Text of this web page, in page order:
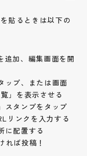
貼るときは以下の
追加、編集画面を開
ップ、または画面
」を表示させる
スタンプをタップ
リンクを入力する
に配置する
れば投稿！